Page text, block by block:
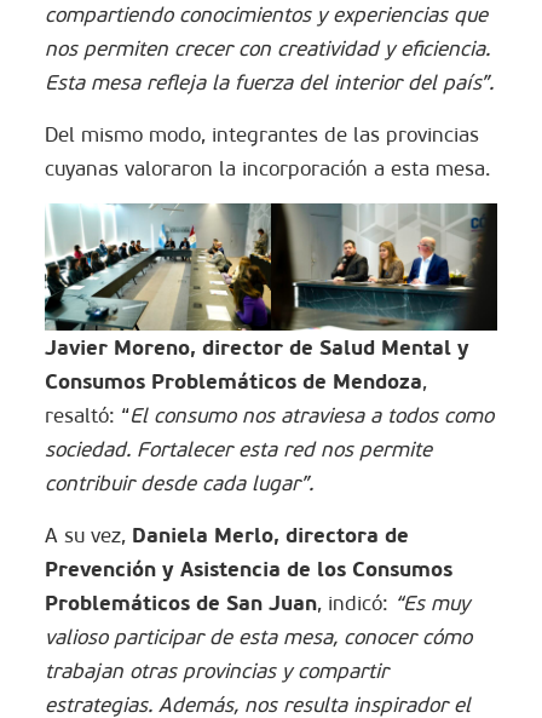
compartiendo conocimientos y experiencias que
nos permiten crecer con creatividad y eficiencia.
Esta mesa refleja la fuerza del interior del país”.
Del mismo modo, integrantes de las provincias
cuyanas valoraron la incorporación a esta mesa.
Javier Moreno, director de Salud Mental y
Consumos Problemáticos de Mendoza,
resaltó: “El consumo nos atraviesa a todos como
sociedad. Fortalecer esta red nos permite
contribuir desde cada lugar”.
A su vez, Daniela Merlo, directora de
Prevención y Asistencia de los Consumos
Problemáticos de San Juan, indicó: “Es muy
valioso participar de esta mesa, conocer cómo
trabajan otras provincias y compartir
estrategias. Además, nos resulta inspirador el